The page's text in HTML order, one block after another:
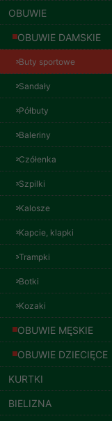
OBUWIE
OBUWIE DAMSKIE
Buty sportowe
Sandały
Półbuty
Baleriny
Czółenka
Szpilki
Kalosze
Kapcie, klapki
Trampki
Botki
Kozaki
OBUWIE MĘSKIE
OBUWIE DZIECIĘCE
KURTKI
BIELIZNA
Spodnie
jeansy Roz 29-
Kolor Paczka
szczegóły